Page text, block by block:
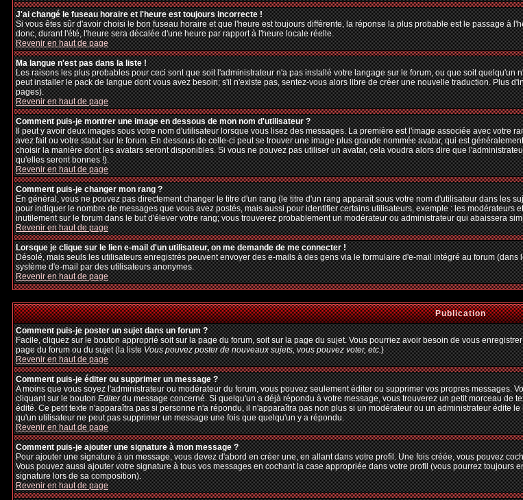
J'ai changé le fuseau horaire et l'heure est toujours incorrecte !
Si vous êtes sûr d'avoir choisi le bon fuseau horaire et que l'heure est toujours différente, la réponse la plus probable est le passage à
donc, durant l'été, l'heure sera décalée d'une heure par rapport à l'heure locale réelle.
Revenir en haut de page
Ma langue n'est pas dans la liste !
Les raisons les plus probables pour ceci sont que soit l'administrateur n'a pas installé votre langage sur le forum, ou que soit
peut installer le pack de langue dont vous avez besoin; s'il n'existe pas, sentez-vous alors libre de créer une nouvelle traduction. Plus
pages).
Revenir en haut de page
Comment puis-je montrer une image en dessous de mon nom d'utilisateur ?
Il peut y avoir deux images sous votre nom d'utilisateur lorsque vous lisez des messages. La première est l'image associée avec
avez fait ou votre statut sur le forum. En dessous de celle-ci peut se trouver une image plus grande nommée avatar, qui est
choisir la manière dont les avatars seront disponibles. Si vous ne pouvez pas utiliser un avatar, cela voudra alors dire que
qu'elles seront bonnes !).
Revenir en haut de page
Comment puis-je changer mon rang ?
En général, vous ne pouvez pas directement changer le titre d'un rang (le titre d'un rang apparaît sous votre nom d'utilisateur dans les
pour indiquer le nombre de messages que vous avez postés, mais aussi pour identifier certains utilisateurs, exemple : les
inutilement sur le forum dans le but d'élever votre rang; vous trouverez probablement un modérateur ou administrateur qui abaissera
Revenir en haut de page
Lorsque je clique sur le lien e-mail d'un utilisateur, on me demande de me connecter !
Désolé, mais seuls les utilisateurs enregistrés peuvent envoyer des e-mails à des gens via le formulaire d'e-mail intégré au forum
système d'e-mail par des utilisateurs anonymes.
Revenir en haut de page
Publication
Comment puis-je poster un sujet dans un forum ?
Facile, cliquez sur le bouton approprié soit sur la page du forum, soit sur la page du sujet. Vous pourriez avoir besoin de vous
page du forum ou du sujet (la listeVous pouvez poster de nouveaux sujets, vous pouvez voter, etc.)
Revenir en haut de page
Comment puis-je éditer ou supprimer un message ?
A moins que vous soyez l'administrateur ou modérateur du forum, vous pouvez seulement éditer ou supprimer vos propres messages.
cliquant sur le boutonEditerdu message concerné. Si quelqu'un a déjà répondu à votre message, vous trouverez un petit morceau de
édité. Ce petit texte n'apparaîtra pas si personne n'a répondu, il n'apparaîtra pas non plus si un modérateur ou un administrateur édite
qu'un utilisateur ne peut pas supprimer un message une fois que quelqu'un y a répondu.
Revenir en haut de page
Comment puis-je ajouter une signature à mon message ?
Pour ajouter une signature à un message, vous devez d'abord en créer une, en allant dans votre profil. Une fois créée, vous pouvez
Vous pouvez aussi ajouter votre signature à tous vos messages en cochant la case appropriée dans votre profil (vous pourrez
signature lors de sa composition).
Revenir en haut de page